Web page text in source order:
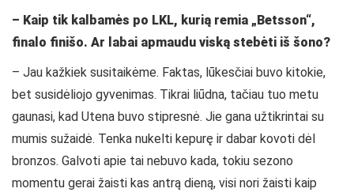
– Kaip tik kalbamės po LKL, kurią remia „Betsson“,
finalo finišo. Ar labai apmaudu viską stebėti iš šono?
– Jau kažkiek susitaikėme. Faktas, lūkesčiai buvo kitokie,
bet susidėliojo gyvenimas. Tikrai liūdna, tačiau tuo metu
gaunasi, kad Utena buvo stipresnė. Jie gana užtikrintai su
mumis sužaidė. Tenka nukelti kepurę ir dabar kovoti dėl
bronzos. Galvoti apie tai nebuvo kada, tokiu sezono
momentu gerai žaisti kas antrą dieną, visi nori žaisti kaip